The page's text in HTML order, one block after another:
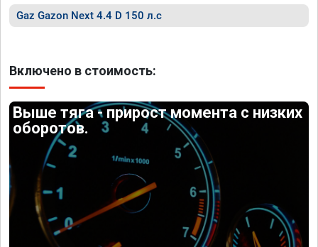
Gaz Gazon Next 4.4 D 150 л.с
Включено в стоимость:
Выше тяга - прирост момента с низких
оборотов.